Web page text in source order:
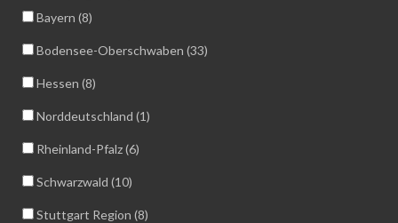
Bayern (8)
Bodensee-Oberschwaben (33)
Hessen (8)
Norddeutschland (1)
Rheinland-Pfalz (6)
Schwarzwald (10)
Stuttgart Region (8)